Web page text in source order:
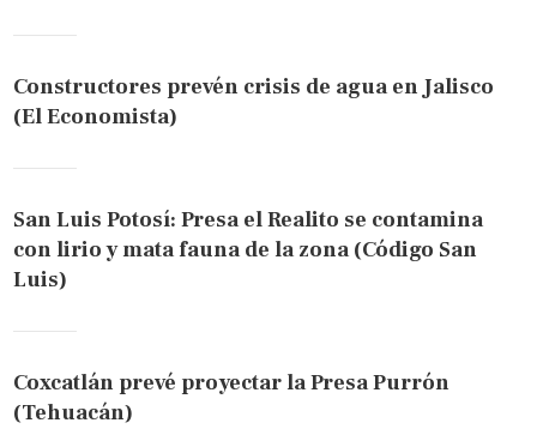
Constructores prevén crisis de agua en Jalisco
(El Economista)
San Luis Potosí: Presa el Realito se contamina
con lirio y mata fauna de la zona (Código San
Luis)
Coxcatlán prevé proyectar la Presa Purrón
(Tehuacán)